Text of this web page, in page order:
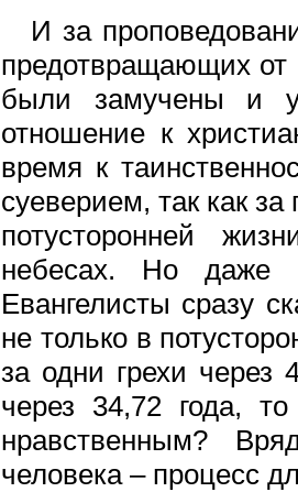
И за
предотвращающих от
были замучены и
отношение к
время к
суеверием, так как
потусторонней
небесах. Но даже
Евангелисты сразу
не только в
за одни грехи через
через 34,72 года,
нравственным?
человека – процесс